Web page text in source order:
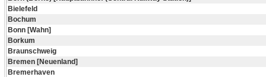
Bielefeld
Bochum
Bonn [Wahn]
Borkum
Braunschweig
Bremen [Neuenland]
Bremerhaven